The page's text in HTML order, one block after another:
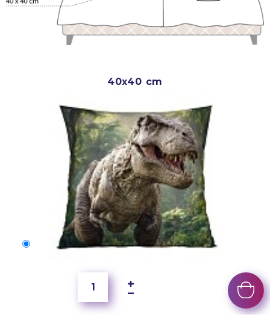
40x40 cm
40x40 cm